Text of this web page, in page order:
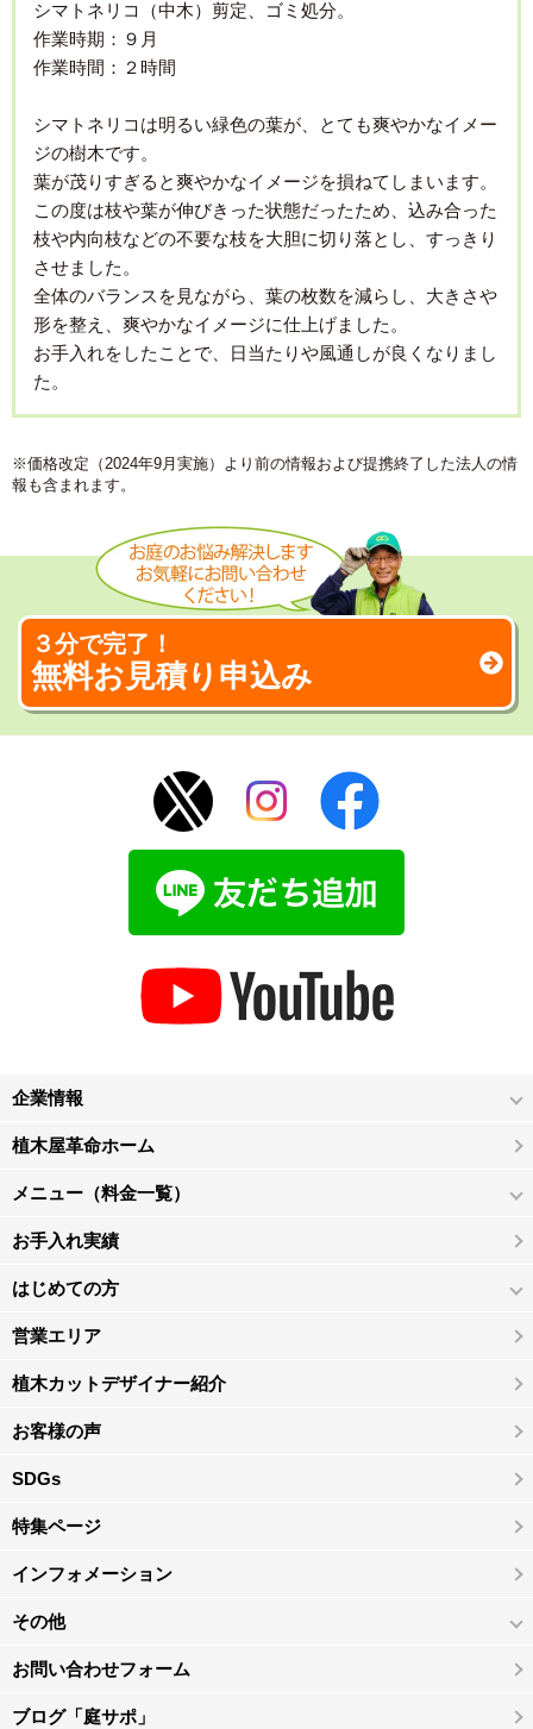
シマトネリコ（中木）剪定、ゴミ処分。
作業時期：９月
作業時間：２時間
シマトネリコは明るい緑色の葉が、とても爽やかなイメー
ジの樹木です。
葉が茂りすぎると爽やかなイメージを損ねてしまいます。
この度は枝や葉が伸びきった状態だったため、込み合った
枝や内向枝などの不要な枝を大胆に切り落とし、すっきり
させました。
全体のバランスを見ながら、葉の枚数を減らし、大きさや
形を整え、爽やかなイメージに仕上げました。
お手入れをしたことで、日当たりや風通しが良くなりまし
た。
※価格改定（2024年9月実施）より前の情報および提携終了した法人の情
報も含まれます。
３分で完了！
無料お見積り申込み
企業情報
植木屋革命ホーム
メニュー（料金一覧）
お手入れ実績
はじめての方
営業エリア
植木カットデザイナー紹介
お客様の声
SDGs
特集ページ
インフォメーション
その他
お問い合わせフォーム
ブログ「庭サポ」